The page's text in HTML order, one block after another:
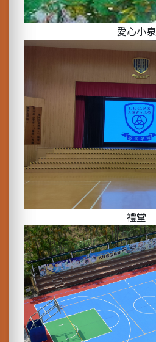
愛心小泉
禮堂